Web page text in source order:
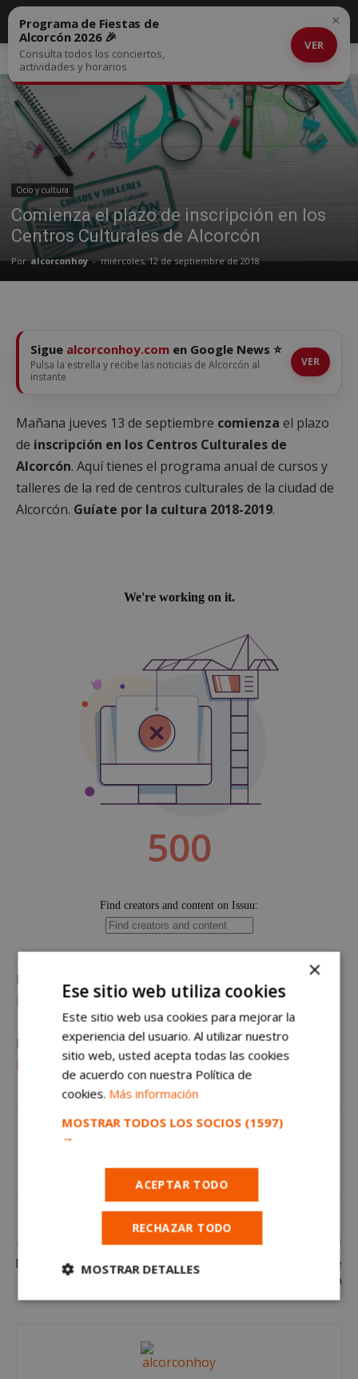
Inicio Ocio y cultura
Ocio y cultura
Comienza el plazo de inscripción en los
Centros Culturales de Alcorcón
Por alcorconhoy - miércoles, 12 de septiembre de 2018
Programa de Fiestas de
Alcorcón 2026 🎉
Consulta todos los conciertos,
actividades y horarios
VER
×
Sigue alcorconhoy.com en Google News ⭐
Pulsa la estrella y recibe las noticias de Alcorcón al
instante
VER
Mañana jueves 13 de septiembre comienza el plazo
de inscripción en los Centros Culturales de
Alcorcón. Aquí tienes el programa anual de cursos y
talleres de la red de centros culturales de la ciudad de
Alcorcón. Guíate por la cultura 2018-2019.
Más noticias en AlcorconHoy en
https://alcorconhoy.com
Información sobre nuestro municipio en
https://www.ayto-alcorcon.es
Artículo anterior
La vuelta ciclista en Alcorcón
Artículo siguiente
Probamos “El aguamanil” dulce
típico de Alcorcón
×
Ese sitio web utiliza cookies
Este sitio web usa cookies para mejorar la
experiencia del usuario. Al utilizar nuestro
sitio web, usted acepta todas las cookies
de acuerdo con nuestra Política de
cookies. Más información
MOSTRAR TODOS LOS SOCIOS (1597)
→
ACEPTAR TODO
RECHAZAR TODO
MOSTRAR DETALLES
Cookies
Cookies de